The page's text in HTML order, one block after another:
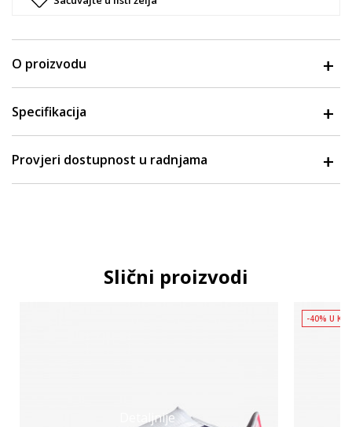
O proizvodu
Specifikacija
Provjeri dostupnost u radnjama
Slični proizvodi
Detaljnije
-40% U